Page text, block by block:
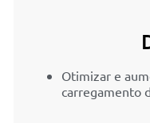
Otimizar e
carregamento